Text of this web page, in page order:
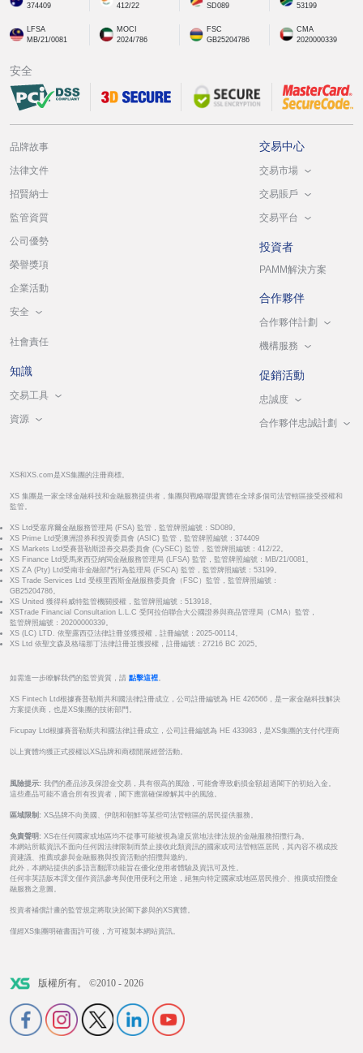
374409
412/22
SD089
53199
LFSA
MB/21/0081
MOCI
2024/786
FSC
GB25204786
CMA
2020000339
安全
品牌故事
法律文件
招賢納士
監管資質
公司優勢
榮譽獎項
企業活動
安全
社會責任
知識
交易工具
資源
交易中心
交易市場
交易賬戶
交易平台
投資者
PAMM解決方案
合作夥伴
合作夥伴計劃
機構服務
促銷活動
忠誠度
合作夥伴忠誠計劃
XS和XS.com是XS集團的注冊商標。
XS 集團是一家全球金融科技和金融服務提供者，集團與戰略聯盟實體在全球多個司法管轄區接受授權和
監管。
XS Ltd受塞席爾金融服務管理局 (FSA) 監管，監管牌照編號：SD089。
XS Prime Ltd受澳洲證券和投資委員會 (ASIC) 監管，監管牌照編號：374409
XS Markets Ltd受賽普勒斯證券交易委員會 (CySEC) 監管，監管牌照編號：412/22。
XS Finance Ltd受馬來西亞納閩金融服務管理局 (LFSA) 監管，監管牌照編號：MB/21/0081。
XS ZA (Pty) Ltd受南非金融部門行為監理局 (FSCA) 監管，監管牌照編號：53199。
XS Trade Services Ltd 受模里西斯金融服務委員會（FSC）監管，監管牌照編號：
GB25204786。
XS United 獲得科威特監管機關授權，監管牌照編號：513918。
XSTrade Financial Consultation L.L.C 受阿拉伯聯合大公國證券與商品管理局（CMA）監管，
監管牌照編號：20200000339。
XS (LC) LTD. 依聖露西亞法律註冊並獲授權，註冊編號：2025-00114。
XS Ltd 依聖文森及格瑞那丁法律註冊並獲授權，註冊編號：27216 BC 2025。
如需進一步瞭解我們的監管資質，請 點擊這裡。
XS Fintech Ltd根據賽普勒斯共和國法律註冊成立，公司註冊編號為 HE 426566，是一家金融科技解決
方案提供商，也是XS集團的技術部門。
Ficupay Ltd根據賽普勒斯共和國法律註冊成立，公司註冊編號為 HE 433983，是XS集團的支付代理商
以上實體均獲正式授權以XS品牌和商標開展經營活動。
風險提示: 我們的產品涉及保證金交易，具有很高的風險，可能會導致虧損金額超過閣下的初始入金。
這些產品可能不適合所有投資者，閣下應當確保瞭解其中的風險。
區域限制: XS品牌不向美國、伊朗和朝鮮等某些司法管轄區的居民提供服務。
免責聲明: XS在任何國家或地區均不從事可能被視為違反當地法律法規的金融服務招攬行為。
本網站所載資訊不面向任何因法律限制而禁止接收此類資訊的國家或司法管轄區居民，其內容不構成投
資建議、推薦或參與金融服務與投資活動的招攬與邀約。
此外，本網站提供的多語言翻譯功能旨在優化使用者體驗及資訊可及性。
任何非英語版本譯文僅作資訊參考與使用便利之用途，絕無向特定國家或地區居民推介、推廣或招攬金
融服務之意圖。
投資者補償計畫的監管規定將取決於閣下參與的XS實體。
僅經XS集團明確書面許可後，方可複製本網站資訊。
版權所有。 ©2010 - 2026